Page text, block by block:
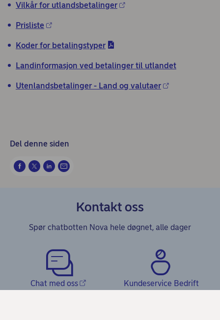
Vilkår for utlandsbetalinger
Prisliste
Koder for betalingstyper
Landinformasjon ved betalinger til utlandet
Utenlandsbetalinger - Land og valutaer
Del denne siden
Kontakt oss
Spør chatbotten Nova hele døgnet, alle dager
Chat med oss Kundeservice Bedrift